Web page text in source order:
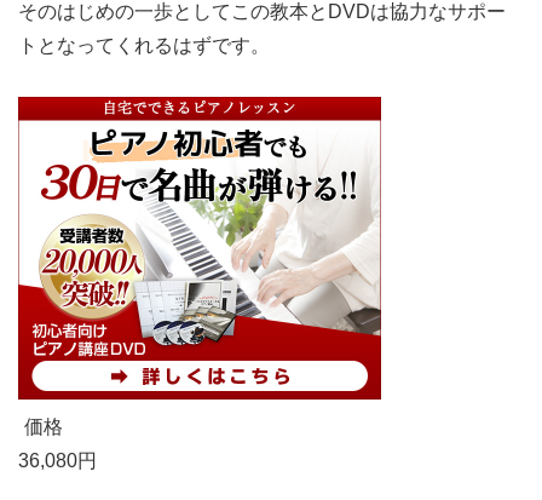
そのはじめの一歩としてこの教本とDVDは協力なサポー
トとなってくれるはずです。
価格
36,080円